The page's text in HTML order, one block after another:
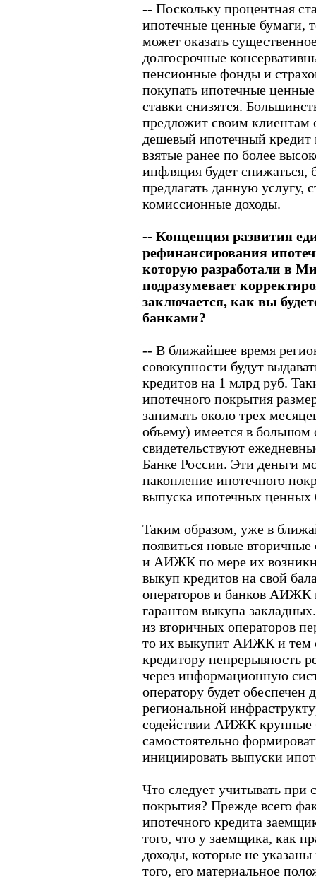
-- Поскольку процентная
ипотечные ценные бумаги,
может оказать
долгосрочные
пенсионные фонды и
покупать ипотечные
ставки снизятся.
предложит своим
дешевый ипотечный кредит
взятые ранее по более
инфляция будет снижаться,
предлагать данную услугу,
комиссионные доходы.
-- Концепция развития
рефинансирования
которую разработали в
подразумевает
заключается, как вы
банками?
-- В ближайшее время
совокупности будут
кредитов на 1 млрд руб.
ипотечного покрытия
занимать около трех
объему) имеется в большом
свидетельствуют
Банке России. Эти деньги
накопление ипотечного
выпуска ипотечных ценных
Таким образом, уже в
появиться новые
и АИЖК по мере их
выкуп кредитов на свой
операторов и банков АИЖК
гарантом выкупа
из вторичных операторов
то их выкупит АИЖК и тем
кредитору непрерывность
через информационную
оператору будет
региональной
содействии АИЖК
самостоятельно
инициировать выпуски
Что следует учитывать при
покрытия? Прежде всего
ипотечного кредита
того, что у заемщика, как
доходы, которые не
того, его материальное